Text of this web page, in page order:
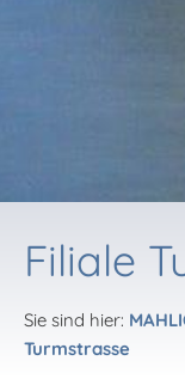
Filiale
Sie sind hier:
Turmstrasse